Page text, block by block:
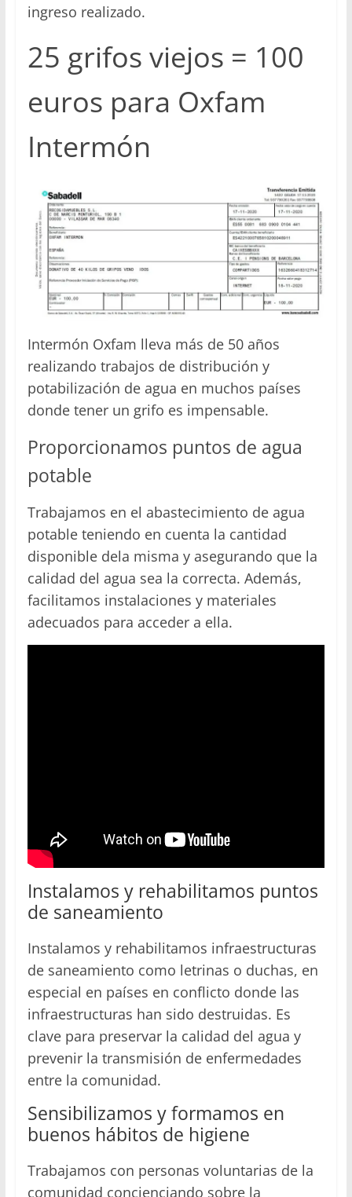
ingreso realizado.
25 grifos viejos = 100
euros para Oxfam
Intermón
Intermón Oxfam lleva más de 50 años
realizando trabajos de distribución y
potabilización de agua en muchos países
donde tener un grifo es impensable.
Proporcionamos puntos de agua
potable
Trabajamos en el abastecimiento de agua
potable teniendo en cuenta la cantidad
disponible dela misma y asegurando que la
calidad del agua sea la correcta. Además,
facilitamos instalaciones y materiales
adecuados para acceder a ella.
Instalamos y rehabilitamos puntos
de saneamiento
Instalamos y rehabilitamos infraestructuras
de saneamiento como letrinas o duchas, en
especial en países en conflicto donde las
infraestructuras han sido destruidas. Es
clave para preservar la calidad del agua y
prevenir la transmisión de enfermedades
entre la comunidad.
Sensibilizamos y formamos en
buenos hábitos de higiene
Trabajamos con personas voluntarias de la
comunidad concienciando sobre la